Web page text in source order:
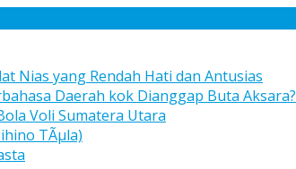
Nias yang Rendah Hati dan Antusias
Daerah kok Dianggap Buta Aksara?
Voli Sumatera Utara
TÃµla)